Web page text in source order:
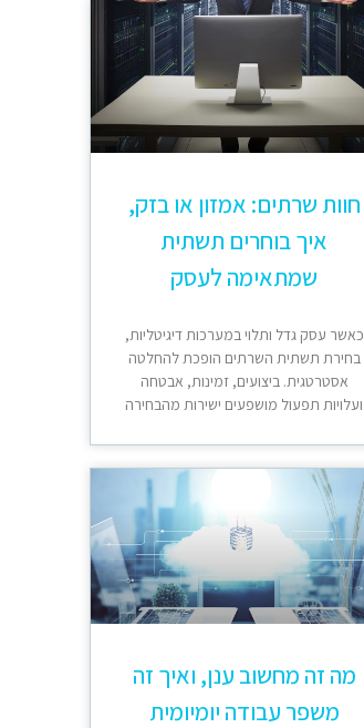
חוות שרתים: אמזון או בזק,
איך בוחרים תשתית
שמתאימה לעסק
כאשר עסק גדל ותלוי במערכות דיגיטליות,
בחירת תשתית השרתים הופכת להחלטה
אסטרטגית. ביצועים, זמינות, אבטחה
ועלויות תפעול מושפעים ישירות מהבחירה
מה זה מחשוב ענן, ואיך זה
משפר עבודה יומיומית